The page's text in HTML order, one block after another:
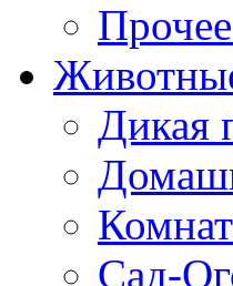
Дикая
Сад-